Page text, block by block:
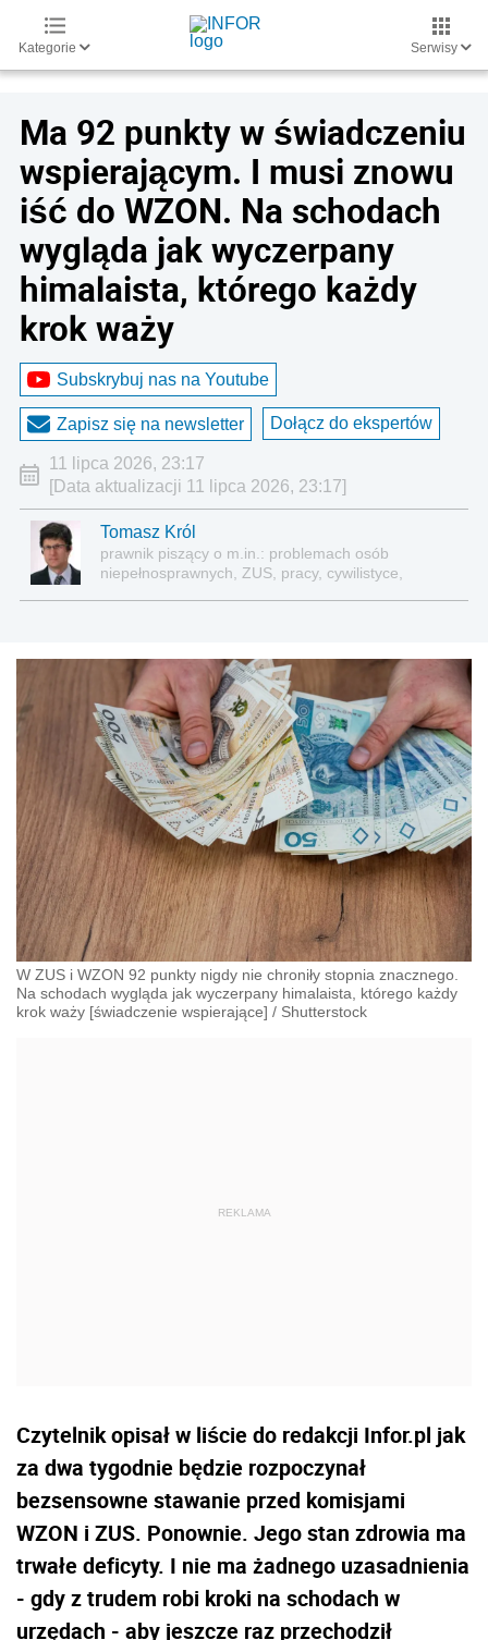
Kategorie Serwisy
Ma 92 punkty w świadczeniu
wspierającym. I musi znowu
iść do WZON. Na schodach
wygląda jak wyczerpany
himalaista, którego każdy
krok waży
Subskrybuj nas na Youtube
Zapisz się na newsletter Dołącz do ekspertów
11 lipca 2026, 23:17
[Data aktualizacji 11 lipca 2026, 23:17]
Tomasz Król
prawnik piszący o m.in.: problemach osób
niepełnosprawnych, ZUS, pracy, cywilistyce,
W ZUS i WZON 92 punkty nigdy nie chroniły stopnia znacznego.
Na schodach wygląda jak wyczerpany himalaista, którego każdy
krok waży [świadczenie wspierające] / Shutterstock
Czytelnik opisał w liście do redakcji Infor.pl jak
za dwa tygodnie będzie rozpoczynał
bezsensowne stawanie przed komisjami
WZON i ZUS. Ponownie. Jego stan zdrowia ma
trwałe deficyty. I nie ma żadnego uzasadnienia
- gdy z trudem robi kroki na schodach w
urzędach - aby jeszcze raz przechodził